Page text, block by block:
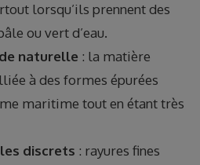
lorsqu’ils prennent des
ou vert d’eau.
naturelle : la matière
à des formes épurées
maritime tout en étant très
discrets : rayures fines